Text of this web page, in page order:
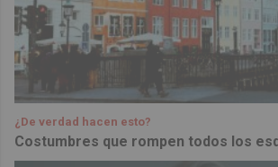
¿De verdad hacen esto?
Costumbres que rompen todos los